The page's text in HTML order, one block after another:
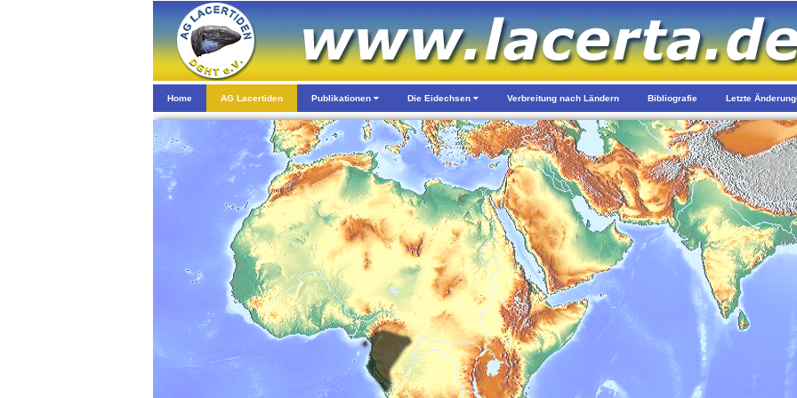
Home AG Lacertiden Publikationen Die Eidechsen Verbreitung nach Ländern Bibliografie Letzte